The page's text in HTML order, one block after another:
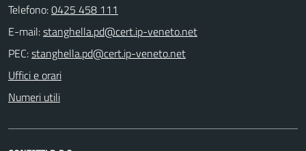
Telefono:0425 458 111
E-mail:
PEC:
Uffici e orari
Numeri utili